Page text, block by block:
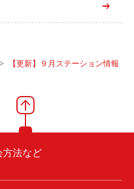
【更新】９月ステーション情報
方法など